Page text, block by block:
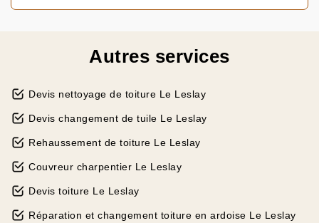
Autres services
Devis nettoyage de toiture Le Leslay
Devis changement de tuile Le Leslay
Rehaussement de toiture Le Leslay
Couvreur charpentier Le Leslay
Devis toiture Le Leslay
Réparation et changement toiture en ardoise Le Leslay